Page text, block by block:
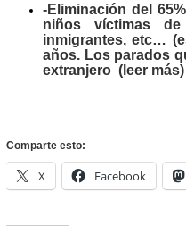
-Eliminación del
niños víctimas de
inmigrantes, etc…
años. Los parados
extranjero (leer más)
Comparte esto:
X Facebook